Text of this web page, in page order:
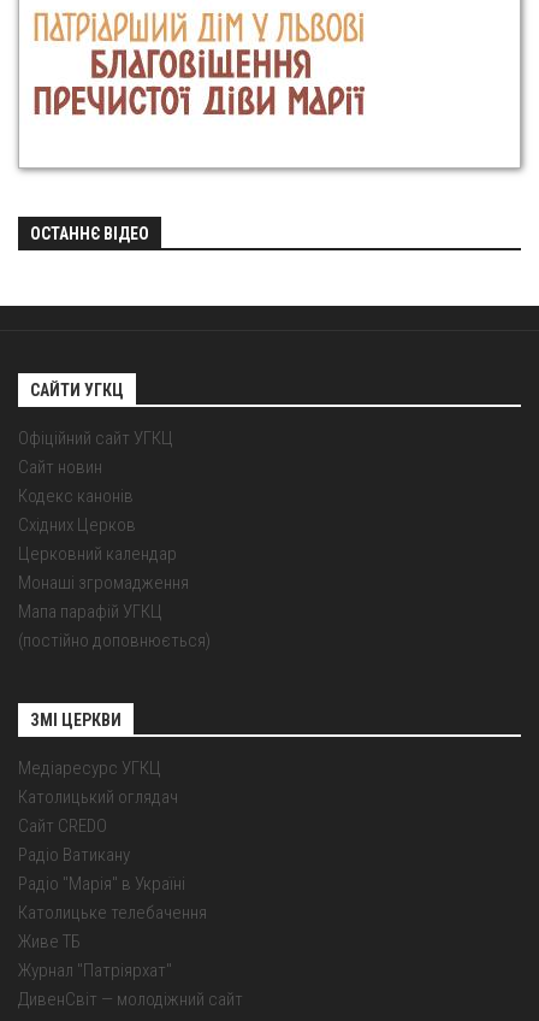
ОСТАННЄ ВІДЕО
САЙТИ УГКЦ
Офіційний сайт УГКЦ
Сайт новин
Кодекс канонів
Східних Церков
Церковний календар
Монаші згромадження
Мапа парафій УГКЦ
(постійно доповнюється)
ЗМІ ЦЕРКВИ
Медіаресурс УГКЦ
Католицький оглядач
Сайт CREDO
Радіо Ватикану
Радіо "Марія" в Україні
Католицьке телебачення
Живе ТБ
Журнал "Патріярхат"
ДивенСвіт — молодіжний сайт